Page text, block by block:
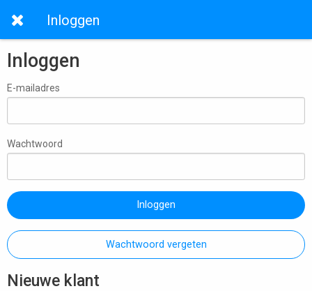
Inloggen
Inloggen
E-mailadres
Wachtwoord
Inloggen
Wachtwoord vergeten
Nieuwe klant